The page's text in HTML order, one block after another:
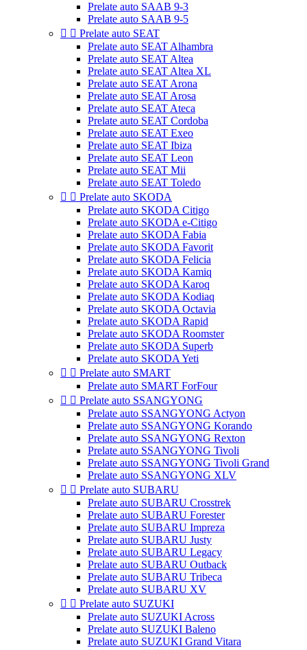
Prelate auto SAAB 9-3
Prelate auto SAAB 9-5
  Prelate auto SEAT
Prelate auto SEAT Alhambra
Prelate auto SEAT Altea
Prelate auto SEAT Altea XL
Prelate auto SEAT Arona
Prelate auto SEAT Arosa
Prelate auto SEAT Ateca
Prelate auto SEAT Cordoba
Prelate auto SEAT Exeo
Prelate auto SEAT Ibiza
Prelate auto SEAT Leon
Prelate auto SEAT Mii
Prelate auto SEAT Toledo
  Prelate auto SKODA
Prelate auto SKODA Citigo
Prelate auto SKODA e-Citigo
Prelate auto SKODA Fabia
Prelate auto SKODA Favorit
Prelate auto SKODA Felicia
Prelate auto SKODA Kamiq
Prelate auto SKODA Karoq
Prelate auto SKODA Kodiaq
Prelate auto SKODA Octavia
Prelate auto SKODA Rapid
Prelate auto SKODA Roomster
Prelate auto SKODA Superb
Prelate auto SKODA Yeti
  Prelate auto SMART
Prelate auto SMART ForFour
  Prelate auto SSANGYONG
Prelate auto SSANGYONG Actyon
Prelate auto SSANGYONG Korando
Prelate auto SSANGYONG Rexton
Prelate auto SSANGYONG Tivoli
Prelate auto SSANGYONG Tivoli Grand
Prelate auto SSANGYONG XLV
  Prelate auto SUBARU
Prelate auto SUBARU Crosstrek
Prelate auto SUBARU Forester
Prelate auto SUBARU Impreza
Prelate auto SUBARU Justy
Prelate auto SUBARU Legacy
Prelate auto SUBARU Outback
Prelate auto SUBARU Tribeca
Prelate auto SUBARU XV
  Prelate auto SUZUKI
Prelate auto SUZUKI Across
Prelate auto SUZUKI Baleno
Prelate auto SUZUKI Grand Vitara